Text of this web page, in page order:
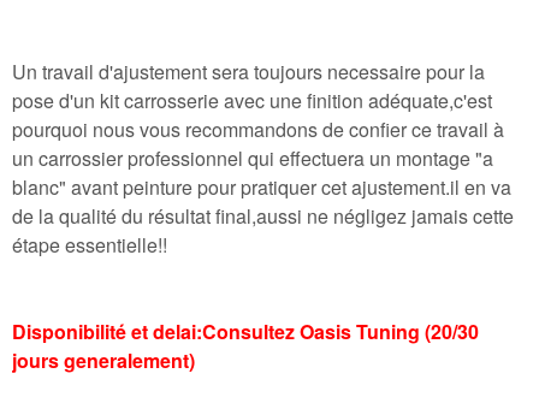
Un travail d'ajustement sera toujours necessaire pour la
pose d'un kit carrosserie avec une finition adéquate,c'est
pourquoi nous vous recommandons de confier ce travail à
un carrossier professionnel qui effectuera un montage "a
blanc" avant peinture pour pratiquer cet ajustement.il en va
de la qualité du résultat final,aussi ne négligez jamais cette
étape essentielle!!
Disponibilité et delai:Consultez Oasis Tuning (20/30
jours generalement)